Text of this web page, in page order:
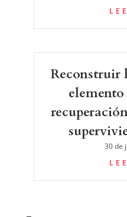
Reconstruir
30 de